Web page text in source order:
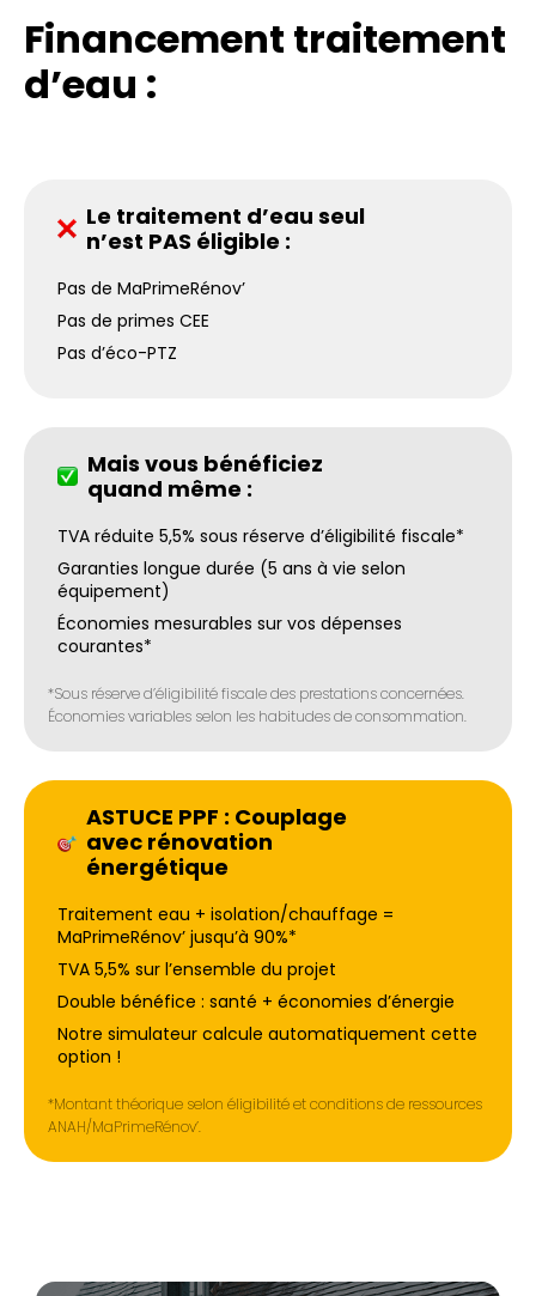
Financement traitement
d’eau :
Le traitement d’eau seul
n’est PAS éligible :
Pas de MaPrimeRénov’
Pas de primes CEE
Pas d’éco-PTZ
Mais vous bénéficiez
quand même :
TVA réduite 5,5% sous réserve d’éligibilité fiscale*
Garanties longue durée (5 ans à vie selon
équipement)
Économies mesurables sur vos dépenses
courantes*
*Sous réserve d’éligibilité fiscale des prestations concernées.
Économies variables selon les habitudes de consommation.
ASTUCE PPF : Couplage
avec rénovation
énergétique
Traitement eau + isolation/chauffage =
MaPrimeRénov’ jusqu’à 90%*
TVA 5,5% sur l’ensemble du projet
Double bénéfice : santé + économies d’énergie
Notre simulateur calcule automatiquement cette
option !
*Montant théorique selon éligibilité et conditions de ressources
ANAH/MaPrimeRénov’.